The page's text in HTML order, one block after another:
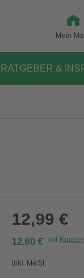
Mein
RATGEBER &
12,99 €
12,60 € mit
Inkl. MwSt.